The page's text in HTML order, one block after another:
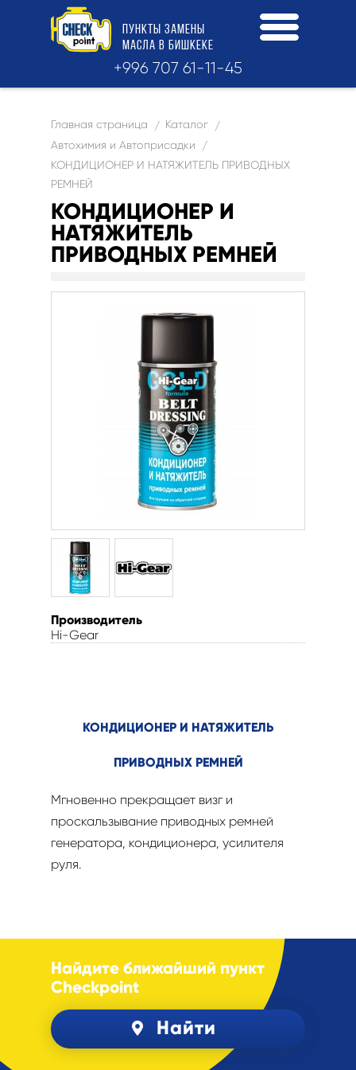
ПУНКТЫ ЗАМЕНЫ
МАСЛА В БИШКЕКЕ
+996 707 61-11-45
Главная страница / Каталог
/
Автохимия и Автоприсадки
/
КОНДИЦИОНЕР И НАТЯЖИТЕЛЬ ПРИВОДНЫХ
РЕМНЕЙ
КОНДИЦИОНЕР И
НАТЯЖИТЕЛЬ
ПРИВОДНЫХ РЕМНЕЙ
Производитель
Hi-Gear
КОНДИЦИОНЕР И НАТЯЖИТЕЛЬ
ПРИВОДНЫХ РЕМНЕЙ
Мгновенно прекращает визг и
проскальзывание приводных ремней
генератора, кондиционера, усилителя
руля.
Найдите ближайший пункт
Checkpoint
Найти